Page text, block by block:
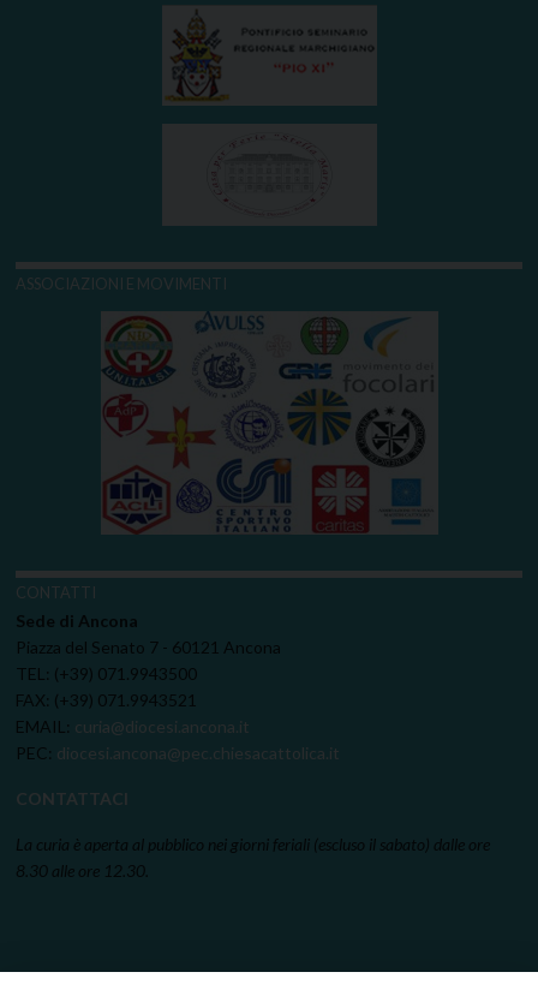
ASSOCIAZIONI E MOVIMENTI
CONTATTI
Sede di Ancona
Piazza del Senato 7 - 60121 Ancona
TEL: (+39) 071.9943500
FAX: (+39) 071.9943521
EMAIL: curia@diocesi.ancona.it
PEC: diocesi.ancona@pec.chiesacattolica.it
CONTATTACI
La curia è aperta al pubblico nei giorni feriali (escluso il sabato) dalle ore
8.30 alle ore 12.30.